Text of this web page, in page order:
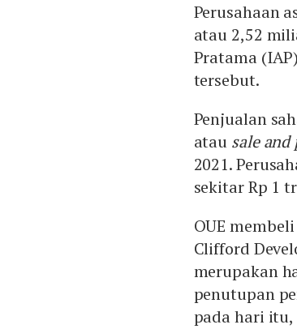
Perusahaan
atau 2,52
Pratama
tersebut.
Penjualan
atau sale and
2021.
sekitar Rp 1
OUE
Clifford
merupakan
penutupan
pada hari